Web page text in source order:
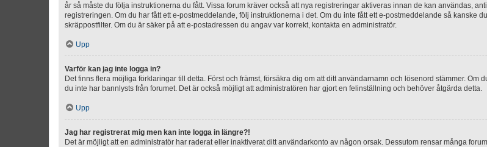
år så måste du följa instruktionerna du fått. Vissa forum kräver också att nya registreringar aktiveras innan de kan användas,
registreringen. Om du har fått ett e-postmeddelande, följ instruktionerna i det. Om du inte fått ett e-postmeddelande så kanske
skräppostfilter. Om du är säker på att e-postadressen du angav var korrekt, kontakta en administratör.
Upp
Varför kan jag inte logga in?
Det finns flera möjliga förklaringar till detta. Först och främst, försäkra dig om att ditt användarnamn och lösenord stämmer. Om
du inte har bannlysts från forumet. Det är också möjligt att administratören har gjort en felinställning och behöver åtgärda detta.
Upp
Jag har registrerat mig men kan inte logga in längre?!
Det är möjligt att en administratör har raderat eller inaktiverat ditt användarkonto av någon orsak. Dessutom rensar många